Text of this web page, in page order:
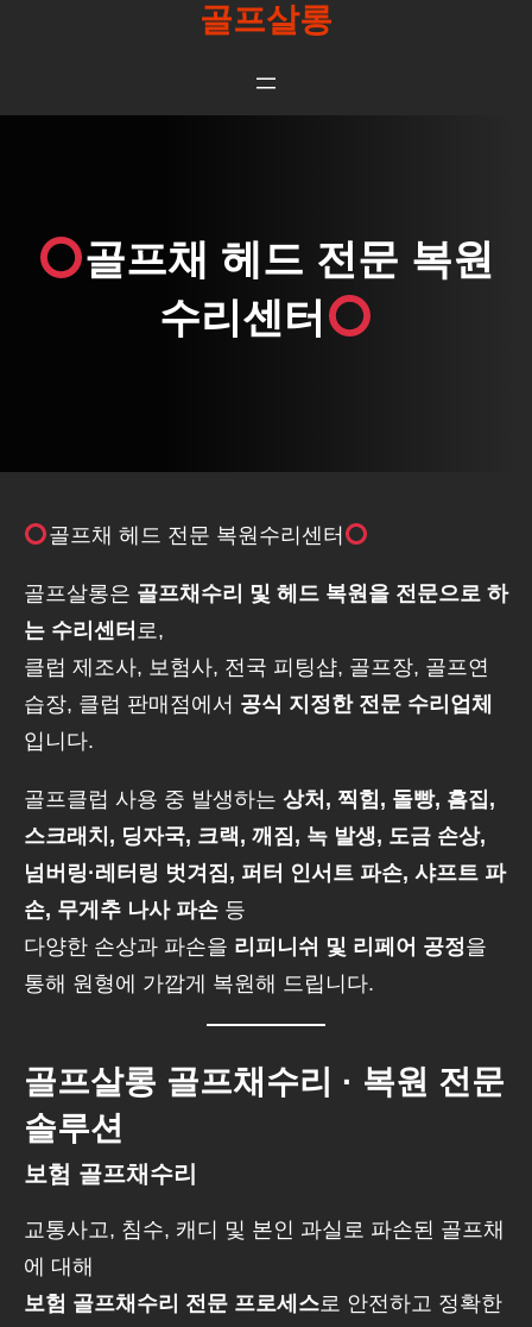
골프살롱
골프채 헤드 전문 복원
수리센터
골프채 헤드 전문 복원수리센터
골프살롱은 골프채수리 및 헤드 복원을 전문으로 하
는 수리센터 로,
클럽 제조사, 보험사, 전국 피팅샵, 골프장, 골프연
습장, 클럽 판매점에서 공식 지정한 전문 수리업체
입니다.
골프클럽 사용 중 발생하는 상처, 찍힘, 돌빵, 흠집,
스크래치, 딩자국, 크랙, 깨짐, 녹 발생, 도금 손상,
넘버링·레터링 벗겨짐, 퍼터 인서트 파손, 샤프트 파
손, 무게추 나사 파손 등
다양한 손상과 파손을 리피니쉬 및 리페어 공정을
통해 원형에 가깝게 복원해 드립니다.
골프살롱 골프채수리 · 복원 전문
솔루션
보험 골프채수리
교통사고, 침수, 캐디 및 본인 과실로 파손된 골프채
에 대해
보험 골프채수리 전문 프로세스로 안전하고 정확한